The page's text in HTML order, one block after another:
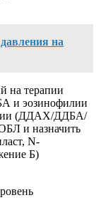
на
на терапии
и эозинофилии
(ДДАХ/ДДБА/
и назначить
N-
Б)